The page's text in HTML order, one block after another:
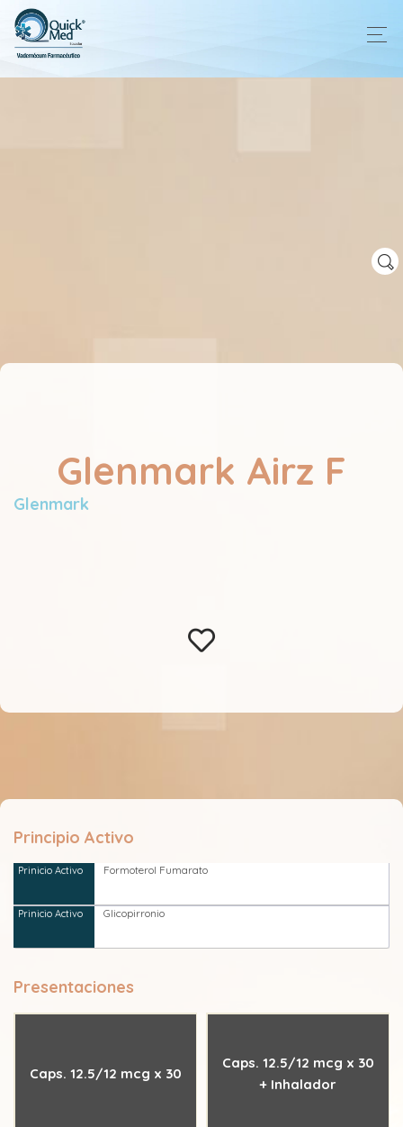
Glenmark Airz F
Glenmark
Principio Activo
Formoterol Fumarato
Glicopirronio
Presentaciones
Caps. 12.5/12 mcg x 30
Caps. 12.5/12 mcg x 30
+ Inhalador